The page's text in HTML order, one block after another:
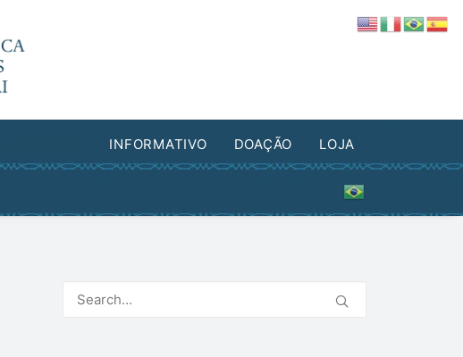
INFORMATIVO DOAÇÃO LOJA